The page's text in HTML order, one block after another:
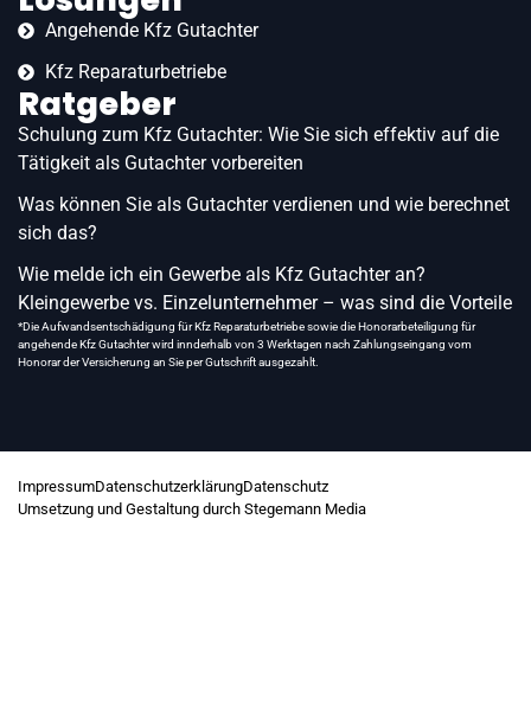
Angehende Kfz Gutachter
Kfz Reparaturbetriebe
Ratgeber
Schulung zum Kfz Gutachter: Wie Sie sich effektiv auf die
Tätigkeit als Gutachter vorbereiten
Was können Sie als Gutachter verdienen und wie berechnet
sich das?
Wie melde ich ein Gewerbe als Kfz Gutachter an?
Kleingewerbe vs. Einzelunternehmer – was sind die Vorteile
*Die Aufwandsentschädigung für Kfz Reparaturbetriebe sowie die Honorarbeteiligung für
angehende Kfz Gutachter wird innderhalb von 3 Werktagen nach Zahlungseingang vom
Honorar der Versicherung an Sie per Gutschrift ausgezahlt.
ImpressumDatenschutzerklärungDatenschutz
Umsetzung und Gestaltung durch Stegemann Media